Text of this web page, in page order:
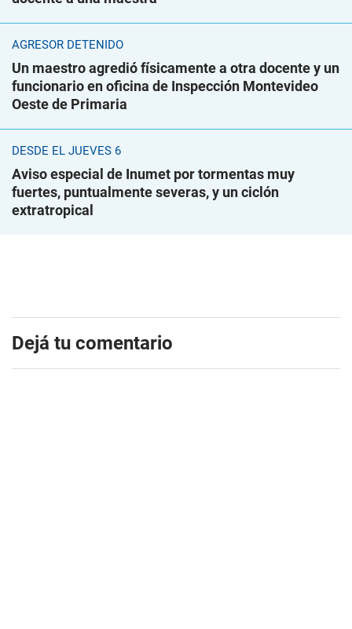
AGRESOR DETENIDO
Un maestro agredió físicamente a otra docente y un
funcionario en oficina de Inspección Montevideo
Oeste de Primaria
DESDE EL JUEVES 6
Aviso especial de Inumet por tormentas muy
fuertes, puntualmente severas, y un ciclón
extratropical
Dejá tu comentario